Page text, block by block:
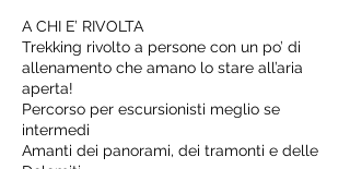
A CHI E’ RIVOLTA
Trekking rivolto a persone con un po’ di
allenamento che amano lo stare all’aria
aperta!
Percorso per escursionisti meglio se
intermedi
Amanti dei panorami, dei tramonti e delle